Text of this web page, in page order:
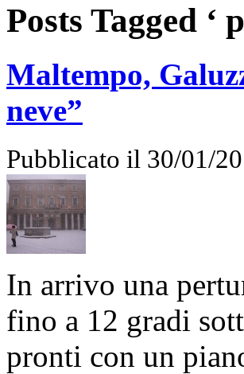
Posts Tagged ‘
Maltempo,
neve”
Pubblicato il 30/01/
In arrivo una
fino a 12 gradi
pronti con un